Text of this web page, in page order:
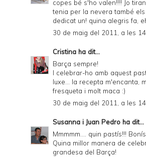
copes bé s'ho valen!!!! Jo
tenia per la nevera també
dedicat un! quina alegris fa,
30 de maig del 2011, a les
Cristina ha dit...
Barça sempre!
I celebrar-ho amb aquest
luxe... la recepta m'encanta,
fresqueta i molt maca :)
30 de maig del 2011, a les
Susanna i Juan Pedro ha dit...
Mmmmm.... quin pastís!!!
Quina millor manera de
grandesa del Barça!